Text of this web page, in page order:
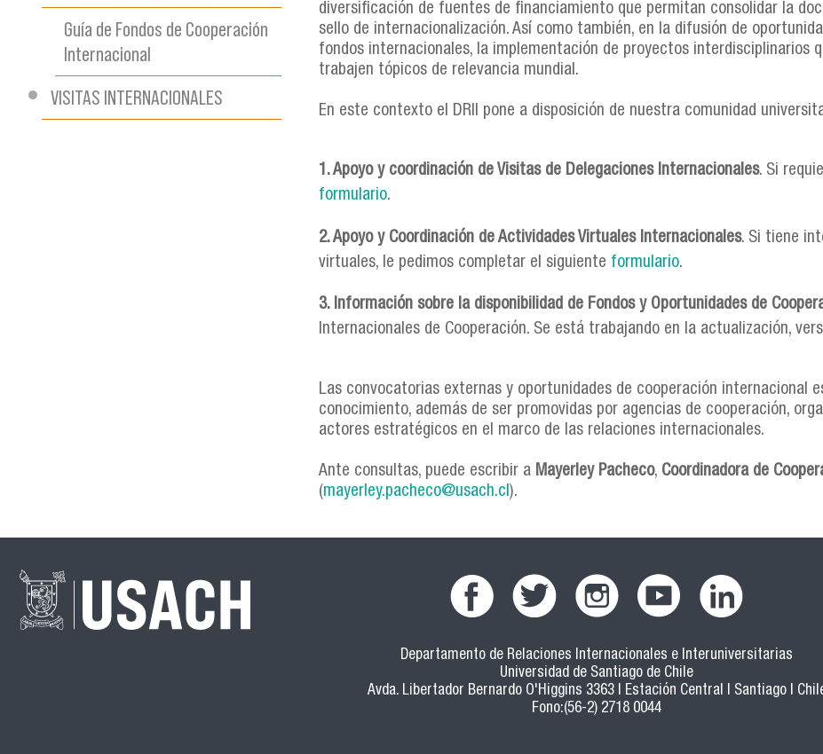
Guía de Fondos de Cooperación
Internacional
VISITAS INTERNACIONALES
diversificación de fuentes de financiamiento que permitan consolidar la
sello de internacionalización. Así como también, en la difusión de
fondos internacionales, la implementación de proyectos interdisciplinarios
trabajen tópicos de relevancia mundial.
En este contexto el DRII pone a disposición de nuestra comunidad
1. Apoyo y coordinación de Visitas de Delegaciones Internacionales. Si
formulario.
2. Apoyo y Coordinación de Actividades Virtuales Internacionales. Si tiene
virtuales, le pedimos completar el siguiente formulario.
3. Información sobre la disponibilidad de Fondos y Oportunidades de
Internacionales de Cooperación. Se está trabajando en la actualización,
Las convocatorias externas y oportunidades de cooperación internacional
conocimiento, además de ser promovidas por agencias de cooperación,
actores estratégicos en el marco de las relaciones internacionales.
Ante consultas, puede escribir a Mayerley Pacheco, Coordinadora de
(mayerley.pacheco@usach.cl).
Departamento de Relaciones Internacionales e Interuniversitarias
Universidad de Santiago de Chile
Avda. Libertador Bernardo O'Higgins 3363 | Estación Central | Santiago |
Fono:(56-2) 2718 0044